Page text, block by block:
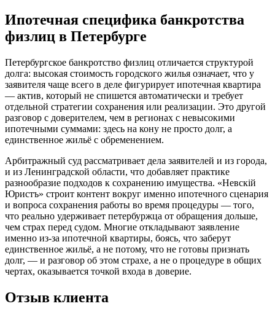
Ипотечная специфика банкротства
физлиц в Петербурге
Петербургское банкротство физлиц отличается структурой
долга: высокая стоимость городского жилья означает, что у
заявителя чаще всего в деле фигурирует ипотечная квартира
— актив, который не спишется автоматически и требует
отдельной стратегии сохранения или реализации. Это другой
разговор с доверителем, чем в регионах с невысокими
ипотечными суммами: здесь на кону не просто долг, а
единственное жильё с обременением.
Арбитражный суд рассматривает дела заявителей и из города,
и из Ленинградской области, что добавляет практике
разнообразие подходов к сохранению имущества. «Невскій
Юристъ» строит контент вокруг именно ипотечного сценария
и вопроса сохранения работы во время процедуры — того,
что реально удерживает петербуржца от обращения дольше,
чем страх перед судом. Многие откладывают заявление
именно из-за ипотечной квартиры, боясь, что заберут
единственное жильё, а не потому, что не готовы признать
долг, — и разговор об этом страхе, а не о процедуре в общих
чертах, оказывается точкой входа в доверие.
Отзыв клиента